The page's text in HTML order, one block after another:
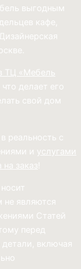
выгодным
кафе,
ТЦ «Мебель
, что делает его
свой дом
реальность с
и услугами
заказ
являются
Статей
перед
включая